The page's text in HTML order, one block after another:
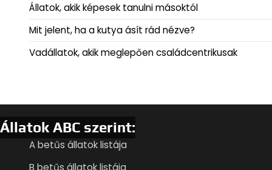
Állatok, akik képesek tanulni másoktól
Mit jelent, ha a kutya ásít rád nézve?
Vadállatok, akik meglepően családcentrikusak
Állatok ABC szerint:
A betűs állatok listája
B betűs állatok listája